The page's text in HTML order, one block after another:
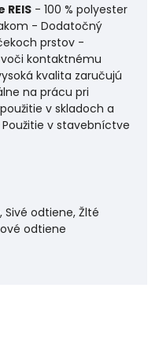
- 100 % polyester
- Dodatočný
prstov -
kontaktnému
kvalita zaručujú
na prácu pri
v skladoch a
v stavebníctve
odtiene, Žlté
odtiene